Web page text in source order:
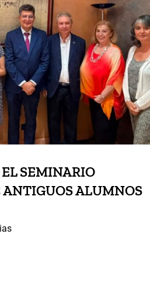
EL SEMINARIO
ANTIGUOS ALUMNOS
INAP
SEMINARIO
ALUMNOS